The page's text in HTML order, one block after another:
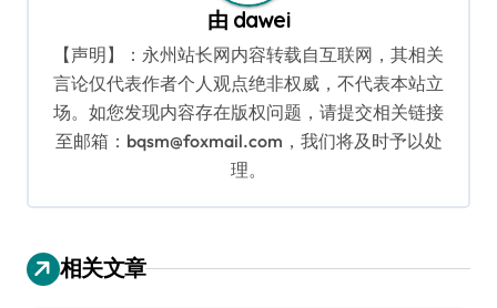
由 dawei
【声明】：永州站长网内容转载自互联网，其相关
言论仅代表作者个人观点绝非权威，不代表本站立
场。如您发现内容存在版权问题，请提交相关链接
至邮箱：bqsm@foxmail.com，我们将及时予以处
理。
相关文章